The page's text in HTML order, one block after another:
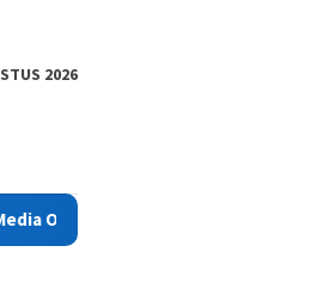
2026
- Aktual, Netral dan Tajam